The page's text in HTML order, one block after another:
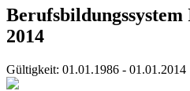
Berufsbildungssystem
2014
Gültigkeit: 01.01.1986 - 01.01.2014